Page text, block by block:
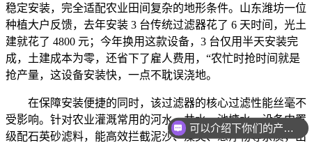
稳定安装，完全适配农业田间复杂的地形条件。山东潍坊一位
种植大户反馈，去年安装 3 台传统过滤器花了 6 天时间，光土
建就花了 4800 元；今年换用这款设备，3 台仅用半天安装完
成，土建成本为零，还省下了雇人费用，“农忙时抢时间就是
抢产量，这设备安装快，一点不耽误浇地。
在保障安装便捷的同时，该过滤器的核心过滤性能丝毫不
受影响。针对农业灌溉常用的河水、井水、池塘水，设备内置
级配石英砂滤料，能高效拦截泥沙、藻类、悬浮物等杂质，出
可以介绍下你们的产品么